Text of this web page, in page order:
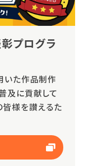
プログラ
いた作品制作
及に貢献して
皆様を讃えるた